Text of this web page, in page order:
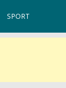
SPORT